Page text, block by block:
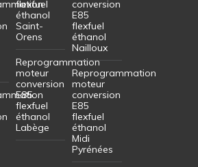
flexfuel
éthanol
Saint-
Orens
Reprogrammation
moteur
conversion
E85
flexfuel
éthanol
Labège
conversion
E85
flexfuel
éthanol
Nailloux
Reprogrammation
moteur
conversion
E85
flexfuel
éthanol
Midi
Pyrénées